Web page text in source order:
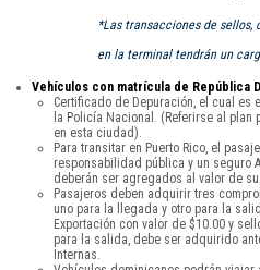
*Las transacciones de sellos,
en la terminal tendrán un
Vehículos con matrícula de República
Certificado de Depuración, el cual es
la Policía Nacional. (Referirse al
en esta ciudad).
Para transitar en Puerto Rico, el
responsabilidad pública y un seguro
deberán ser agregados al valor de
Pasajeros deben adquirir tres
uno para la llegada y otro para la
Exportación con valor de $10.00 y
para la salida, debe ser adquirido
Internas.